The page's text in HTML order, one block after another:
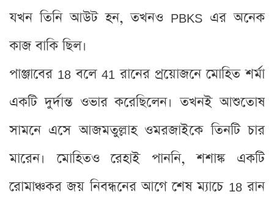
যখন তিনি আউট হন, তখনও PBKS এর অনেক
কাজ বাকি ছিল।
পাঞ্জাবের 18 বলে 41 রানের প্রয়োজনে মোহিত শর্মা
একটি দুর্দান্ত ওভার করেছিলেন। তখনই আশুতোষ
সামনে এসে আজমতুল্লাহ ওমরজাইকে তিনটি চার
মারেন। মোহিতও রেহাই পাননি, শশাঙ্ক একটি
রোমাঞ্চকর জয় নিবন্ধনের আগে শেষ ম্যাচে 18 রান